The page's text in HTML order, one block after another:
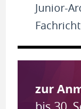
Junior-
zur